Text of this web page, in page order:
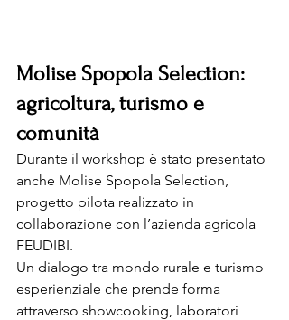
Molise Spopola Selection:
agricoltura, turismo e
comunità
Durante il workshop è stato presentato
anche Molise Spopola Selection,
progetto pilota realizzato in
collaborazione con l’azienda agricola
FEUDIBI.
Un dialogo tra mondo rurale e turismo
esperienziale che prende forma
attraverso showcooking, laboratori